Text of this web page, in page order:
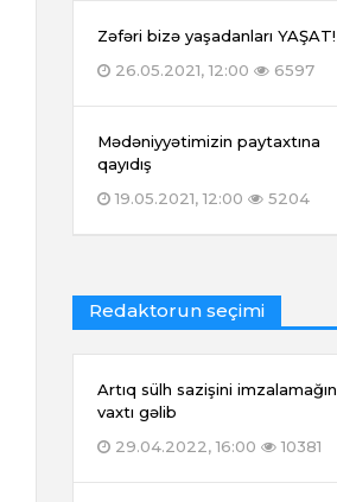
Zəfəri bizə yaşadanları YAŞAT!
26.05.2021, 12:00
6597
Mədəniyyətimizin paytaxtına
qayıdış
19.05.2021, 12:00
5204
Redaktorun seçimi
Artıq sülh sazişini imzalamağın
vaxtı gəlib
29.04.2022, 16:00
10381